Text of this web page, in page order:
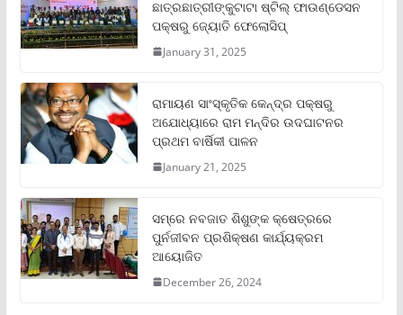
ଛାତ୍ରଛାତ୍ରୀଙ୍କୁଟାଟା ଷ୍ଟିଲ୍ ଫାଉଣ୍ଡେସନ
ପକ୍ଷରୁ ଜ୍ୟୋତି ଫେଲୋସିପ୍‌
January 31, 2025
ରାମାୟଣ ସାଂସ୍କୃତିକ କେନ୍ଦ୍ର ପକ୍ଷରୁ
ଅଯୋଧ୍ୟାରେ ରାମ ମନ୍ଦିର ଉଦଘାଟନର
ପ୍ରଥମ ବାର୍ଷିକୀ ପାଳନ
January 21, 2025
ସମ୍‌ରେ ନବଜାତ ଶିଶୁଙ୍କ କ୍ଷେତ୍ରରେ
ପୁର୍ନଜୀବନ ପ୍ରଶିକ୍ଷଣ କାର୍ଯ୍ୟକ୍ରମ
ଆୟୋଜିତ
December 26, 2024